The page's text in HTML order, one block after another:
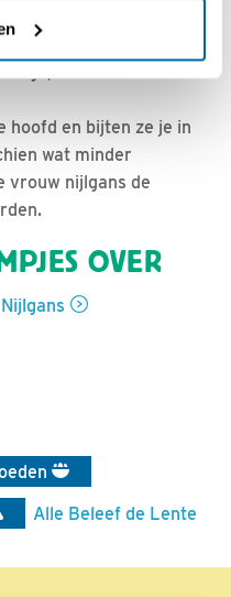
denkt een lekker rustig
komen
hoofd en bijten ze je in
wat minder
vrouw nijlgans de
OVER
Nijlgans
Alle Beleef de Lente